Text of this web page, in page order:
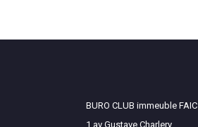
BURO CLUB immeuble FAIC
1 av Gustave Charlery